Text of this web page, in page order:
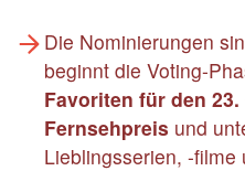
Die Nominierungen
beginnt die Voting-
Favoriten für den
Fernsehpreis und
Lieblingsserien, -filme